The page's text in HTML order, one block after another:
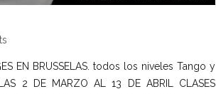
EN BRUSSELAS. todos los niveles Tango y
2 DE MARZO AL 13 DE ABRIL CLASES